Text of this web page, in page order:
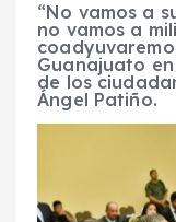
“No vamos a
no vamos a
Guanajuato
de los
Ángel Patiño.